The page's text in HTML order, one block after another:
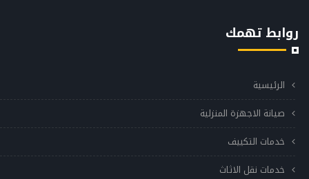
روابط تهمك
الرئيسية
صيانة الاجهزة المنزلية
خدمات التكييف
خدمات نقل الاثاث